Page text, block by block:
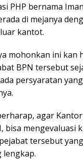
PHP bernama
di mejanya
kantot.
mohonkan ini kan
BPN tersebut
persyaratan
agar
bisa
tersebut
lengkap.